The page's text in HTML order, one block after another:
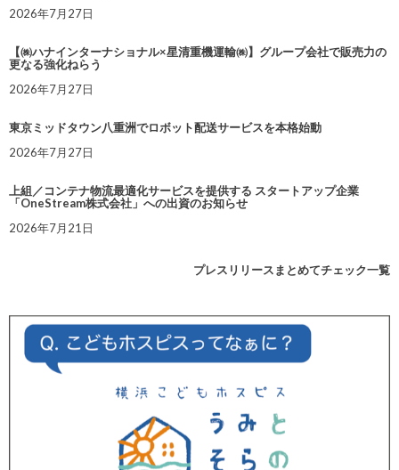
2026年7月27日
【㈱ハナインターナショナル×星清重機運輸㈱】グループ会社で販売力の
更なる強化ねらう
2026年7月27日
東京ミッドタウン八重洲でロボット配送サービスを本格始動
2026年7月27日
上組／コンテナ物流最適化サービスを提供する スタートアップ企業
「OneStream株式会社」への出資のお知らせ
2026年7月21日
プレスリリースまとめてチェック一覧